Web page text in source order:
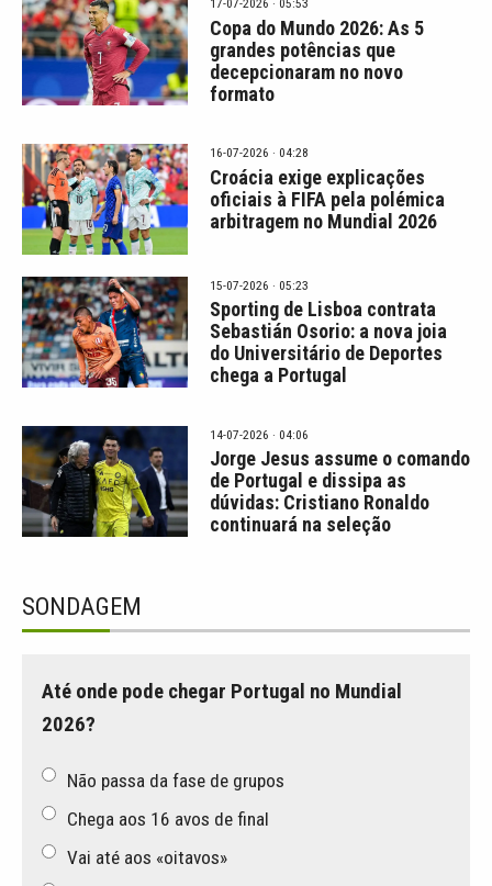
17-07-2026 · 05:53
Copa do Mundo 2026: As 5
grandes potências que
decepcionaram no novo
formato
16-07-2026 · 04:28
Croácia exige explicações
oficiais à FIFA pela polémica
arbitragem no Mundial 2026
15-07-2026 · 05:23
Sporting de Lisboa contrata
Sebastián Osorio: a nova joia
do Universitário de Deportes
chega a Portugal
14-07-2026 · 04:06
Jorge Jesus assume o comando
de Portugal e dissipa as
dúvidas: Cristiano Ronaldo
continuará na seleção
SONDAGEM
Até onde pode chegar Portugal no Mundial
2026?
Não passa da fase de grupos
Chega aos 16 avos de final
Vai até aos «oitavos»